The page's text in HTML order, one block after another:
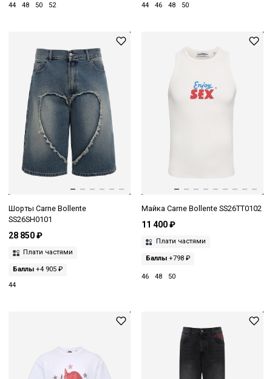
44 48 50 52 44 46 48 50
Шорты Carne Bollente
SS26SH0101
28 850 ₽
Плати частями
Баллы +4 905 ₽
44
Майка Carne Bollente SS26TT0102
11 400 ₽
Плати частями
Баллы+798 ₽
46 48 50